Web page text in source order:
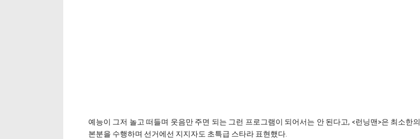
예능이 그저 놀고 떠들며 웃음만 주면 되는 그런 프로그램이 되어서는 안 된다고, <런닝맨>은 최소한의
본분을 수행하며 선거에선 지지자도 초특급 스타라 표현했다.